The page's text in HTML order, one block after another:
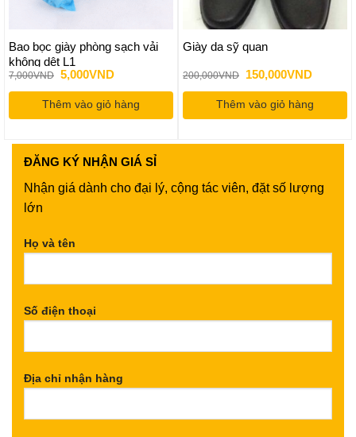
Bao bọc giày phòng sạch vải
không dệt L1
7,000VND Giá
gốc
là:
7,000VND.
5,000VNDGiá
tại
là:
5,000VND.
Thêm vào giỏ hàng
Giày da sỹ quan
200,000VND
Giá
là:
200,000VND.
150,000VNDGiá
tại
là:
Thêm vào giỏ hàng
ĐĂNG KÝ NHẬN GIÁ SỈ
Nhận giá dành cho đại lý, cộng tác viên, đặt số lượng
lớn
Họ và tên
Số điện thoại
Địa chỉ nhận hàng